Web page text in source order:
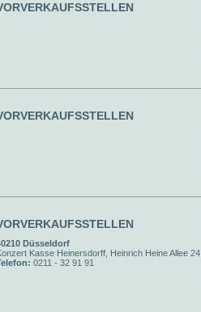
Düsseldorf
Kasse Heinersdorff, Heinrich Heine Allee 24
0211 - 32 91 91